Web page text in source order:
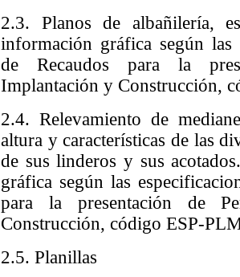
2.3. Planos de albañilería,
información gráfica según las
de Recaudos para la
Implantación y Construcción,
2.4. Relevamiento de
altura y características de las
de sus linderos y sus
gráfica según las
para la presentación de
Construcción, código ESP-
2.5. Planillas